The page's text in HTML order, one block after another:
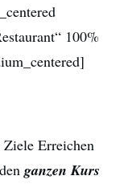
100%
Erreichen
ganzen Kurs